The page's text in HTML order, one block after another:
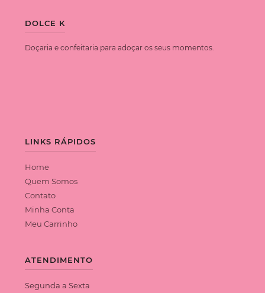
DOLCE K
Doçaria e confeitaria para adoçar os seus momentos.
LINKS RÁPIDOS
Home
Quem Somos
Contato
Minha Conta
Meu Carrinho
ATENDIMENTO
Segunda a Sexta